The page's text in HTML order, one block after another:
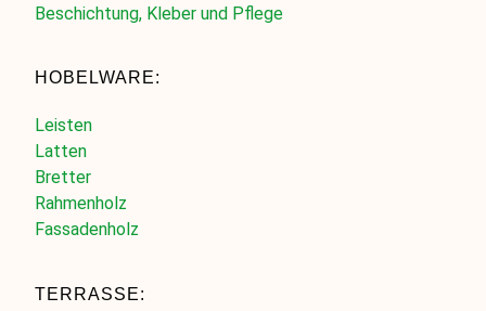
Beschichtung, Kleber und Pflege
HOBELWARE:
Leisten
Latten
Bretter
Rahmenholz
Fassadenholz
TERRASSE: